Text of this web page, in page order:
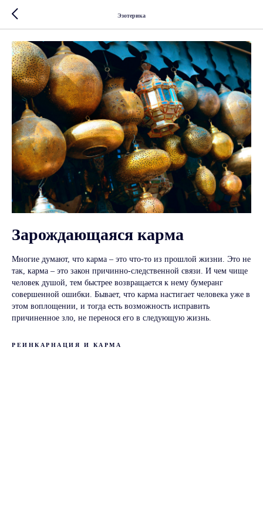
Эзотерика
Зарождающаяся карма
Многие думают, что карма – это что-то из прошлой жизни. Это не
так, карма – это закон причинно-следственной связи. И чем чище
человек душой, тем быстрее возвращается к нему бумеранг
совершенной ошибки. Бывает, что карма настигает человека уже в
этом воплощении, и тогда есть возможность исправить
причиненное зло, не перенося его в следующую жизнь.
РЕИНКАРНАЦИЯ И КАРМА